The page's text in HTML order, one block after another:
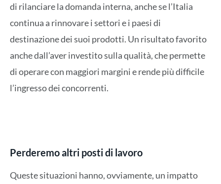
di rilanciare la domanda interna, anche se l’Italia
continua a rinnovare i settori e i paesi di
destinazione dei suoi prodotti. Un risultato favorito
anche dall’aver investito sulla qualità, che permette
di operare con maggiori margini e rende più difficile
l’ingresso dei concorrenti.
Perderemo altri posti di lavoro
Queste situazioni hanno, ovviamente, un impatto